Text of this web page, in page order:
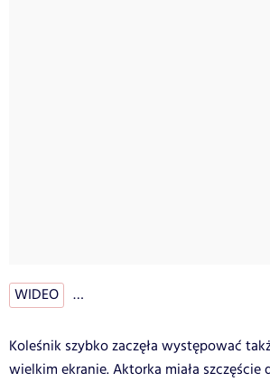
WIDEO …
Koleśnik szybko zaczęła występować
wielkim ekranie. Aktorka miała